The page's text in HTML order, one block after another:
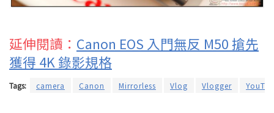
延伸閱讀： Canon EOS 入門無反 M50 搶先
獲得 4K 錄影規格
Tags: camera Canon Mirrorless Vlog Vlogger